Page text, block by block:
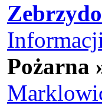
Pożarna